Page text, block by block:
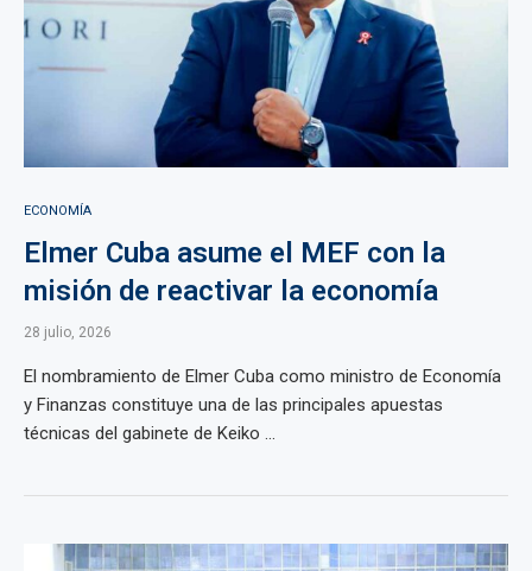
ECONOMÍA
Elmer Cuba asume el MEF con la
misión de reactivar la economía
28 julio, 2026
El nombramiento de Elmer Cuba como ministro de Economía
y Finanzas constituye una de las principales apuestas
técnicas del gabinete de Keiko ...